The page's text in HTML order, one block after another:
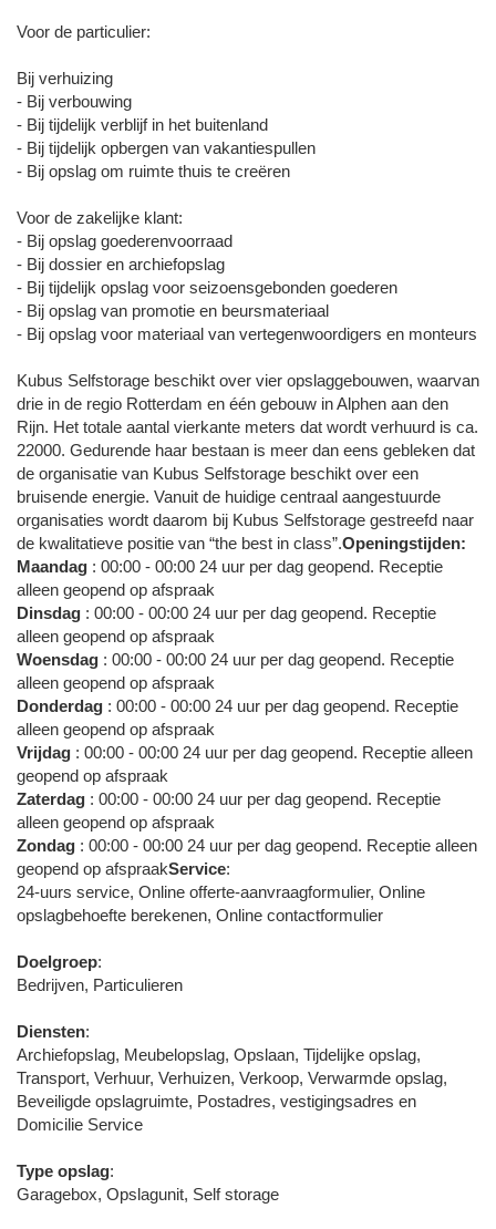
Voor de particulier:
Bij verhuizing
- Bij verbouwing
- Bij tijdelijk verblijf in het buitenland
- Bij tijdelijk opbergen van vakantiespullen
- Bij opslag om ruimte thuis te creëren
Voor de zakelijke klant:
- Bij opslag goederenvoorraad
- Bij dossier en archiefopslag
- Bij tijdelijk opslag voor seizoensgebonden goederen
- Bij opslag van promotie en beursmateriaal
- Bij opslag voor materiaal van vertegenwoordigers en monteurs
Kubus Selfstorage beschikt over vier opslaggebouwen, waarvan
drie in de regio Rotterdam en één gebouw in Alphen aan den
Rijn. Het totale aantal vierkante meters dat wordt verhuurd is ca.
22000. Gedurende haar bestaan is meer dan eens gebleken dat
de organisatie van Kubus Selfstorage beschikt over een
bruisende energie. Vanuit de huidige centraal aangestuurde
organisaties wordt daarom bij Kubus Selfstorage gestreefd naar
de kwalitatieve positie van “the best in class”.Openingstijden:
Maandag : 00:00 - 00:00 24 uur per dag geopend. Receptie
alleen geopend op afspraak
Dinsdag : 00:00 - 00:00 24 uur per dag geopend. Receptie
alleen geopend op afspraak
Woensdag : 00:00 - 00:00 24 uur per dag geopend. Receptie
alleen geopend op afspraak
Donderdag : 00:00 - 00:00 24 uur per dag geopend. Receptie
alleen geopend op afspraak
Vrijdag : 00:00 - 00:00 24 uur per dag geopend. Receptie alleen
geopend op afspraak
Zaterdag : 00:00 - 00:00 24 uur per dag geopend. Receptie
alleen geopend op afspraak
Zondag : 00:00 - 00:00 24 uur per dag geopend. Receptie alleen
geopend op afspraakService:
24-uurs service, Online offerte-aanvraagformulier, Online
opslagbehoefte berekenen, Online contactformulier
Doelgroep:
Bedrijven, Particulieren
Diensten:
Archiefopslag, Meubelopslag, Opslaan, Tijdelijke opslag,
Transport, Verhuur, Verhuizen, Verkoop, Verwarmde opslag,
Beveiligde opslagruimte, Postadres, vestigingsadres en
Domicilie Service
Type opslag:
Garagebox, Opslagunit, Self storage